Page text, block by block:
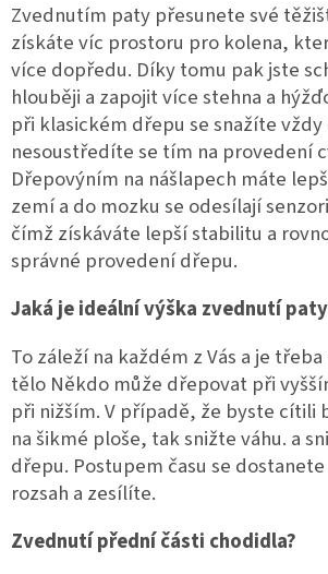
Zvednutím paty přesunete své
získáte víc prostoru pro kolena,
více dopředu. Díky tomu pak jste
hlouběji a zapojit více stehna a
při klasickém dřepu se snažíte
nesoustředíte se tím na provedení
Dřepovýním na nášlapech máte
zemí a do mozku se odesílají
čímž získáváte lepší stabilitu a
správné provedení dřepu.
Jaká je ideální výška zvednutí
To záleží na každém z Vás a je
tělo Někdo může dřepovat při
při nižším. V případě, že byste cítili
na šikmé ploše, tak snižte váhu. a
dřepu. Postupem času se
rozsah a zesílíte.
Zvednutí přední části chodidla?